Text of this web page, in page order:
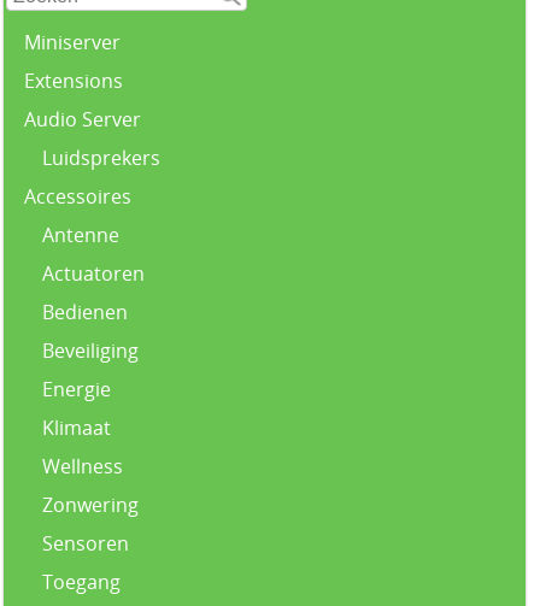
Miniserver
Extensions
Audio Server
Luidsprekers
Accessoires
Antenne
Actuatoren
Bedienen
Beveiliging
Energie
Klimaat
Wellness
Zonwering
Sensoren
Toegang